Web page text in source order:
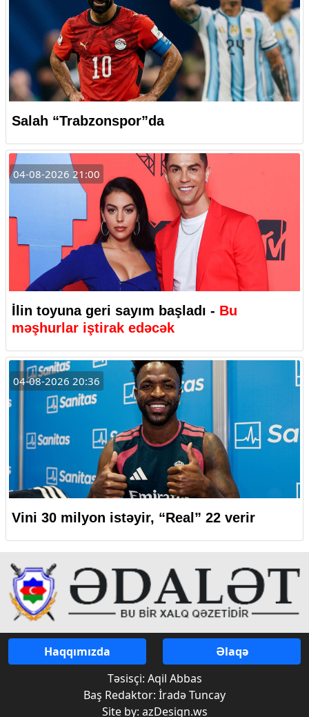
Salah “Trabzonspor”da
04-08-2026 21:00
İlin toyuna geri sayım başladı - Bu
məşhurlar iştirak edəcək
04-08-2026 20:36
Vini 30 milyon istəyir, “Real” 22 verir
Haqqımızda
Əlaqə
Təsisçi: Aqil Abbas
Baş Redaktor: İradə Tuncay
Site by: azDesign.ws